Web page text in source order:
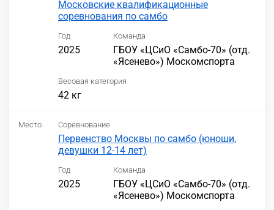
Московские квалификационные
соревнования по самбо
Год
2025
Команда
ГБОУ «ЦСиО «Самбо-70» (отд.
«Ясенево») Москомспорта
Весовая категория
42 кг
Место Соревнование
Первенство Москвы по самбо (юноши,
девушки 12-14 лет)
Год
2025
Команда
ГБОУ «ЦСиО «Самбо-70» (отд.
«Ясенево») Москомспорта